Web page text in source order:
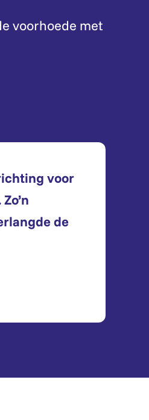
voorhoede met
voor
de